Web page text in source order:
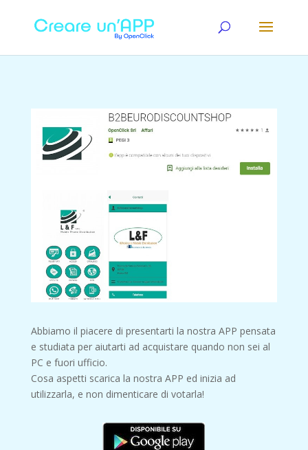
Abbiamo il piacere di presentarti la nostra APP pensata
e studiata per aiutarti ad acquistare quando non sei al
PC e fuori ufficio.
Cosa aspetti scarica la nostra APP ed inizia ad
utilizzarla, e non dimenticare di votarla!